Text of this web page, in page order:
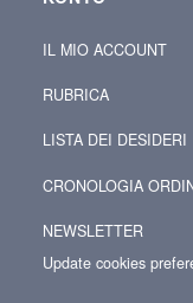
IL MIO ACCOUNT
RUBRICA
LISTA DEI DESIDERI
CRONOLOGIA
NEWSLETTER
Update cookies